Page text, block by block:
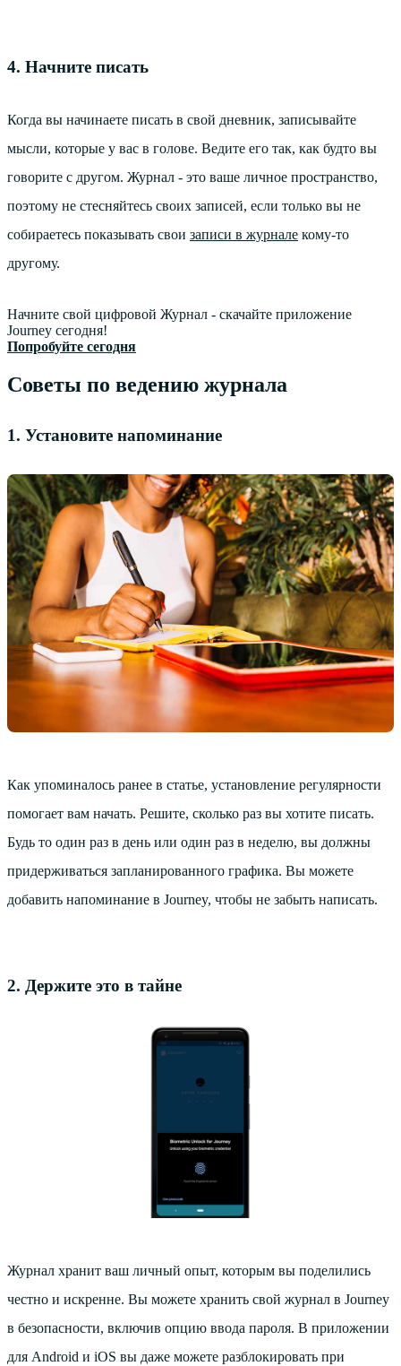
4. Начните писать
Когда вы начинаете писать в свой дневник, записывайте
мысли, которые у вас в голове. Ведите его так, как будто вы
говорите с другом. Журнал - это ваше личное пространство,
поэтому не стесняйтесь своих записей, если только вы не
собираетесь показывать свои записи в журнале кому-то
другому.
Начните свой цифровой Журнал - скачайте приложение
Journey сегодня!
Попробуйте сегодня
Советы по ведению журнала
1. Установите напоминание
Как упоминалось ранее в статье, установление регулярности
помогает вам начать. Решите, сколько раз вы хотите писать.
Будь то один раз в день или один раз в неделю, вы должны
придерживаться запланированного графика. Вы можете
добавить напоминание в Journey, чтобы не забыть написать.
2. Держите это в тайне
Журнал хранит ваш личный опыт, которым вы поделились
честно и искренне. Вы можете хранить свой журнал в Journey
в безопасности, включив опцию ввода пароля. В приложении
для Android и iOS вы даже можете разблокировать при